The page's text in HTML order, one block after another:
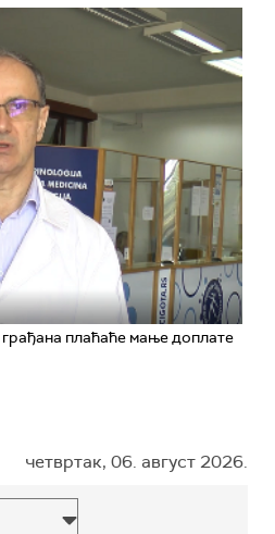
плаћаће мање доплате
четвртак, 06. август 2026.